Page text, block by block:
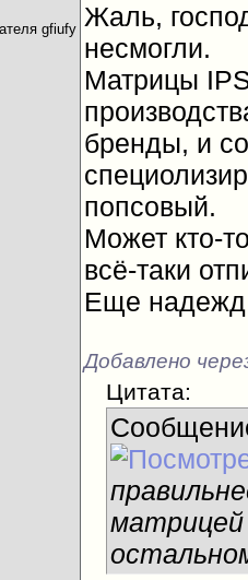
Жаль,
несмогли.
Матрицы
бренды, и
попсовый.
Может кто-
всё-таки
Еще
Добавлено
Цитата: